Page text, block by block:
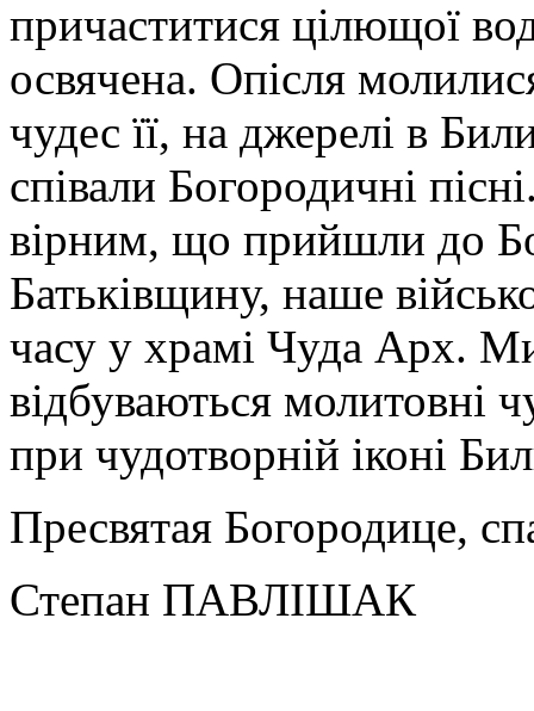
причаститися цілющої
освячена. Опісля
чудес її, на джерелі в
співали Богородичні
вірним, що прийшли до
Батьківщину, наше
часу у храмі Чуда Арх.
відбуваються молитовні
при чудотворній іконі
Пресвятая Богородице,
Степан ПАВЛІШАК